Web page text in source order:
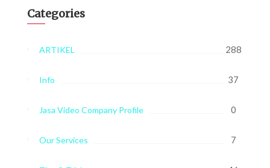
Categories
ARTIKEL 288
Info 37
Jasa Video Company Profile 0
Our Services 7